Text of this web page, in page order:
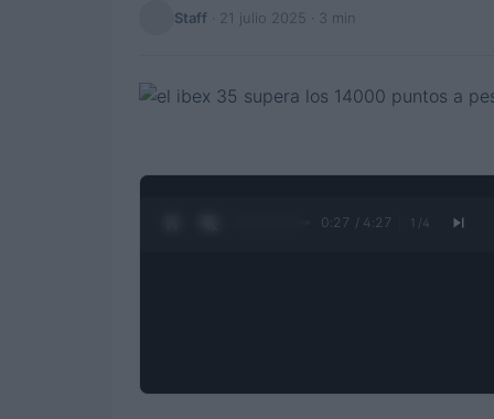
Staff 21 julio 2025 · 3 min
0:28 / 4:27 1 /4